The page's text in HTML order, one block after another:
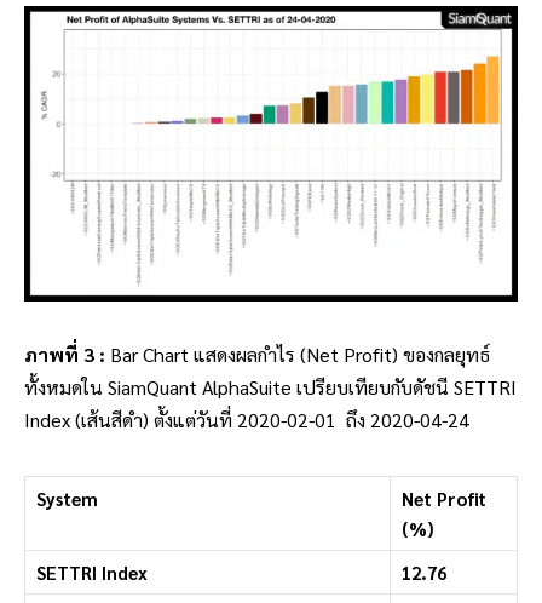
ภาพที่ 3 : Bar Chart แสดงผลกำไร (Net Profit) ของกลยุทธ์
ทั้งหมดใน SiamQuant AlphaSuite เปรียบเทียบกับดัชนี SETTRI
Index (เส้นสีดำ) ตั้งแต่วันที่ 2020-02-01 ถึง 2020-04-24
System
Net Profit
(%)
SETTRI Index
12.76